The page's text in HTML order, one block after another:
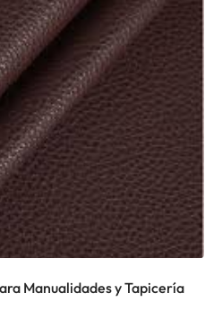
Manualidades y Tapicería